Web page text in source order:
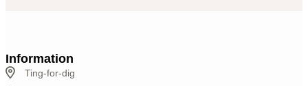
Information
Ting-for-dig